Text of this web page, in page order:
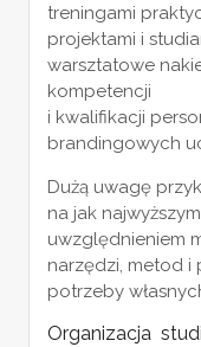
treningami
projektami i
warsztatowe
kompetencji
i kwalifikacji
brandingowych
Dużą uwagę
na jak
uwzględnieniem
narzędzi, metod
potrzeby
Organizacja